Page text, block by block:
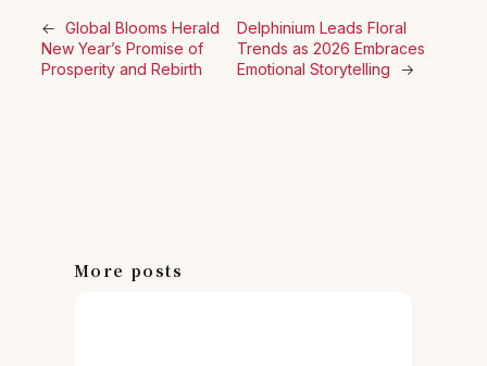
← Global Blooms Herald
New Year’s Promise of
Prosperity and Rebirth
Delphinium Leads Floral
Trends as 2026 Embraces
Emotional Storytelling
→
More posts